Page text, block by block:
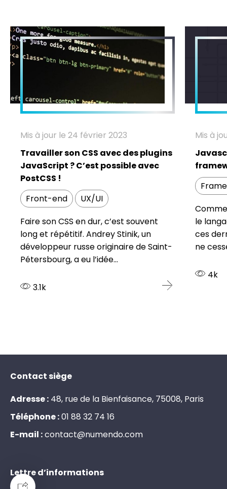
Mis à jour le 24 février 2023
Travailler son CSS avec des plugins
JavaScript ? C’est possible avec
PostCSS !
Front-end
UX/UI
Faire son CSS en dur, c’est souvent
long et répétitif. Andrey Stinik, un
développeur russe originaire de Saint-
Pétersbourg, a eu l’idée...
3.1k
Mis à
le
ces
ne
4k
Contact siège
Adresse : 48, rue de la Bienfaisance, 75008, Paris
Téléphone :01 88 32 74 16
E-mail :contact@numendo.com
Lettre d’informations